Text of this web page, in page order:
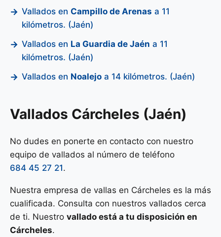
Vallados en Campillo de Arenas a 11
kilómetros. (Jaén)
Vallados en La Guardia de Jaén a 11
kilómetros. (Jaén)
Vallados en Noalejo a 14 kilómetros. (Jaén)
Vallados Cárcheles (Jaén)
No dudes en ponerte en contacto con nuestro
equipo de vallados al número de teléfono
684 45 27 21.
Nuestra empresa de vallas en Cárcheles es la más
cualificada. Consulta con nuestros vallados cerca
de ti. Nuestro vallado está a tu disposición en
Cárcheles.